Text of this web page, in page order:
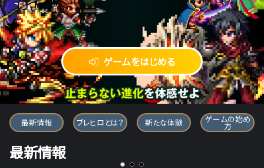
ゲームをはじめる
ブレイブ フロンティア ヒーローズ
最新情報 ブレヒロとは？ 新たな体験 ゲームの始め
方
最新情報